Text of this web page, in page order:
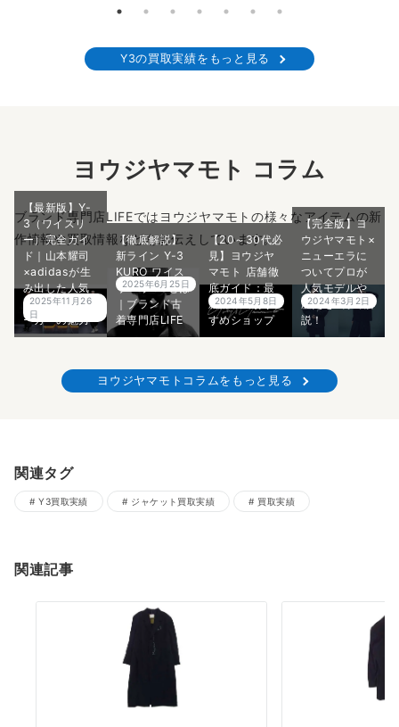
Y3の買取実績をもっと見る
ヨウジヤマモト コラム
ブランド専門店LIFEではヨウジヤマモトの様々なアイテムの新
作情報や買取情報などをお伝えしています。
【最新版】Y-
3（ワイスリ
ー）完全ガイ
ド｜山本耀司
×adidasが生
み出した人気
モデル・スニ
ーカーの魅力
2025年11月26
日
【徹底解説】
新ライン Y-3
KURO ワイス
リー クロ とは
｜ブランド古
着専門店LIFE
2025年6月25日
【20～30代必
見】ヨウジヤ
マモト 店舗徹
底ガイド：最
新情報＆おす
すめショップ
2024年5月8日
【完全版】ヨ
ウジヤマモト×
ニューエラに
ついてプロが
人気モデルや
歴史を5分で解
説！
2024年3月2日
ヨウジヤマモトコラムをもっと見る
関連タグ
Y3買取実績 ジャケット買取実績 買取実績
関連記事